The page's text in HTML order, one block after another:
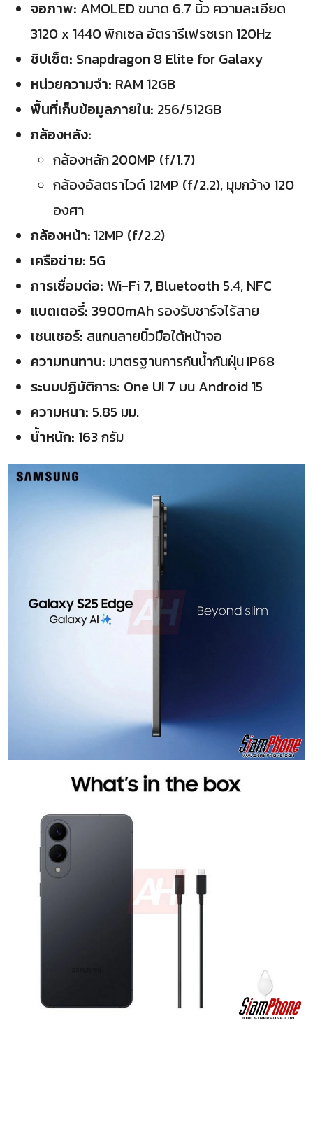
จอภาพ: AMOLED ขนาด 6.7 นิ้ว ความละเอียด
3120 x 1440 พิกเซล อัตรารีเฟรชเรท 120Hz
ชิปเซ็ต: Snapdragon 8 Elite for Galaxy
หน่วยความจำ: RAM 12GB
พื้นที่เก็บข้อมูลภายใน: 256/512GB
กล้องหลัง:
กล้องหลัก200MP (f/1.7)
กล้องอัลตราไวด์ 12MP (f/2.2), มุมกว้าง 120
องศา
กล้องหน้า: 12MP (f/2.2)
เครือข่าย: 5G
การเชื่อมต่อ: Wi-Fi 7, Bluetooth 5.4, NFC
แบตเตอรี่: 3900mAh รองรับชาร์จไร้สาย
เซนเซอร์: สแกนลายนิ้วมือใต้หน้าจอ
ความทนทาน: มาตรฐานการกันน้ำกันฝุ่นIP68
ระบบปฏิบัติการ: One UI 7 บน Android 15
ความหนา: 5.85 มม.
น้ำหนัก: 163 กรัม